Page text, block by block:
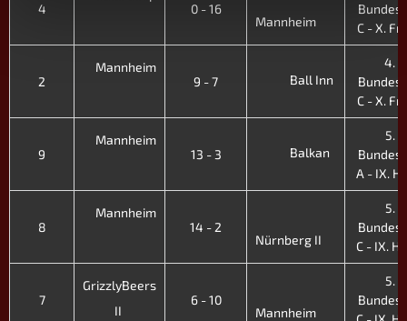
4
0 - 16
Mannheim
C - X.
2
Mannheim
9 - 7
Ball Inn
4.
C - X.
9
Mannheim
13 - 3
Balkan
5.
A - IX.
8
Mannheim
14 - 2
Nürnberg II
5.
C - IX.
7
GrizzlyBeers
II
6 - 10
Mannheim
5.